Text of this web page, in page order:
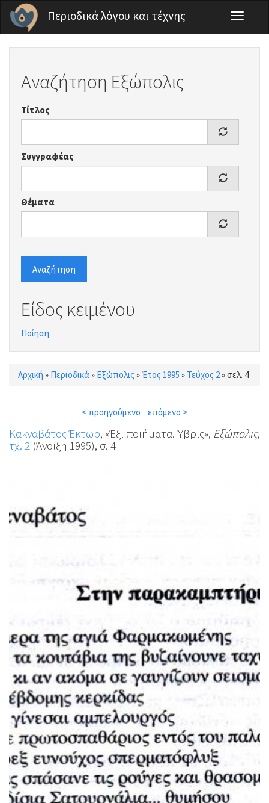
Παράκαμψη προς το κυρίως περιεχόμενο
Περιοδικά λόγου και τέχνης
Toggle
Αναζήτηση Εξώπολις
Τίτλος
Συγγραφέας
Θέματα
Αναζήτηση
Είδος κειμένου
Ποίηση
Είστε εδώ
Αρχική » Περιοδικά » Εξώπολις »Έτος 1995 » Τεύχος 2»σελ. 4
< προηγούμενο επόμενο >
Κακναβάτος Έκτωρ, «Έξι ποιήματα. Ύβρις», Εξώπολις,
τχ. 2 (Άνοιξη 1995), σ. 4